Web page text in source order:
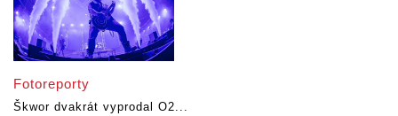
Fotoreporty
Škwor dvakrát vyprodal O2...